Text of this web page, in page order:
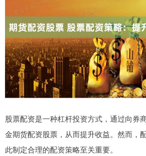
股票配资是一种杠杆投资方式，通过向券
金期货配资股票，从而提升收益。然而，
此制定合理的配资策略至关重要。